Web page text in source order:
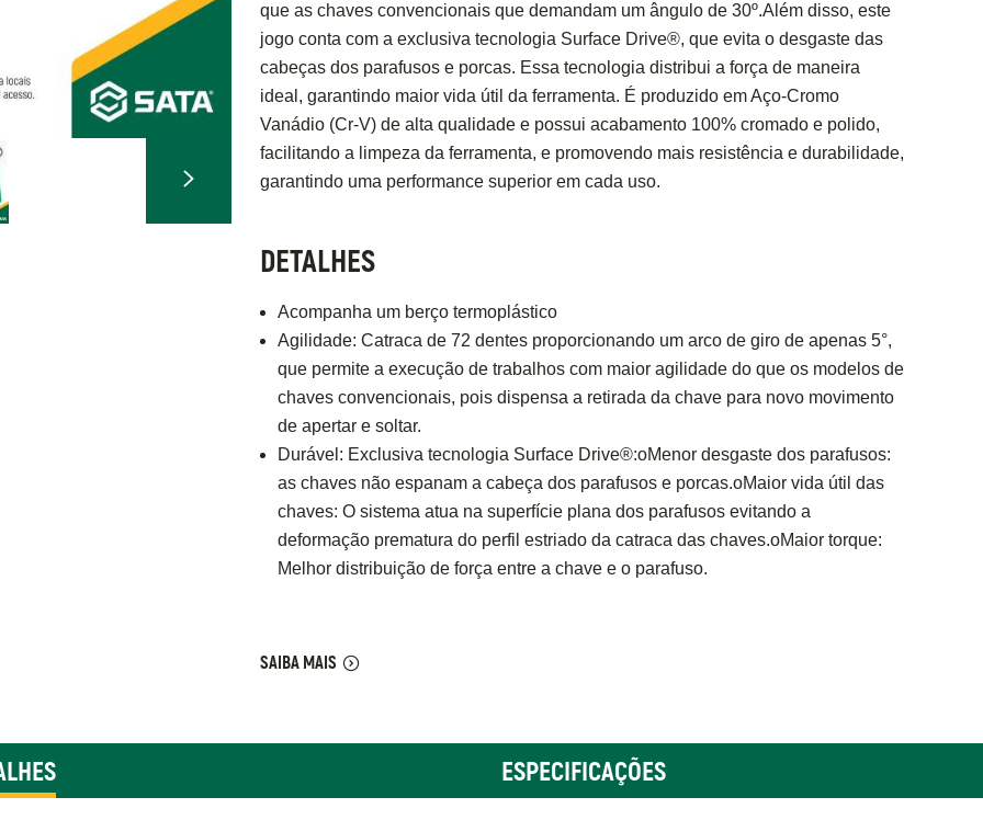
que as chaves convencionais que demandam um ângulo de 30º.Além disso, este
jogo conta com a exclusiva tecnologia Surface Drive®, que evita o desgaste das
cabeças dos parafusos e porcas. Essa tecnologia distribui a força de maneira
ideal, garantindo maior vida útil da ferramenta. É produzido em Aço-Cromo
Vanádio (Cr-V) de alta qualidade e possui acabamento 100% cromado e polido,
facilitando a limpeza da ferramenta, e promovendo mais resistência e durabilidade,
garantindo uma performance superior em cada uso.
DETALHES
Acompanha um berço termoplástico
Agilidade: Catraca de 72 dentes proporcionando um arco de giro de apenas 5°,
que permite a execução de trabalhos com maior agilidade do que os modelos de
chaves convencionais, pois dispensa a retirada da chave para novo movimento
de apertar e soltar.
Durável: Exclusiva tecnologia Surface Drive®:oMenor desgaste dos parafusos:
as chaves não espanam a cabeça dos parafusos e porcas.oMaior vida útil das
chaves: O sistema atua na superfície plana dos parafusos evitando a
deformação prematura do perfil estriado da catraca das chaves.oMaior torque:
Melhor distribuição de força entre a chave e o parafuso.
SAIBA MAIS
ESPECIFICAÇÕES